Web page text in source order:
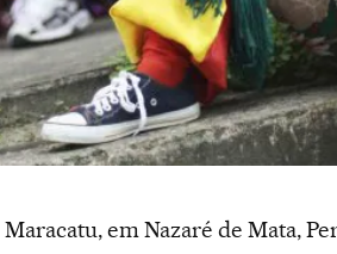
em Nazaré de Mata,